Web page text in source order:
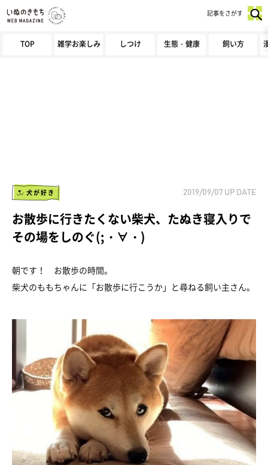
TOP 雑学お楽しみ しつけ 生態・健康 飼い方
記事をさがす
犬が好き 2019/09/07 UP DATE
お散歩に行きたくない柴犬、たぬき寝入りで
その場をしのぐ(;・∀・)
朝です！ お散歩の時間。
柴犬のももちゃんに「お散歩に行こうか」と尋ねる飼い主さん。